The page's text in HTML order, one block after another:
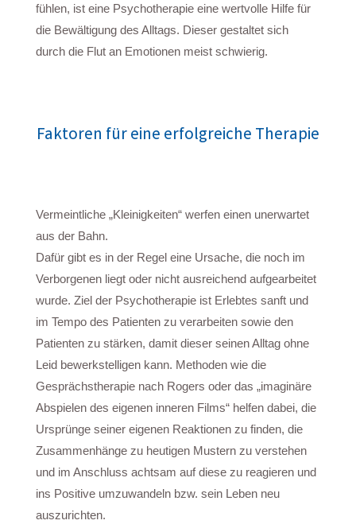
fühlen, ist eine Psychotherapie eine wertvolle Hilfe für
die Bewältigung des Alltags. Dieser gestaltet sich
durch die Flut an Emotionen meist schwierig.
Faktoren für eine erfolgreiche Therapie
Vermeintliche „Kleinigkeiten“ werfen einen unerwartet
aus der Bahn.
Dafür gibt es in der Regel eine Ursache, die noch im
Verborgenen liegt oder nicht ausreichend aufgearbeitet
wurde. Ziel der Psychotherapie ist Erlebtes sanft und
im Tempo des Patienten zu verarbeiten sowie den
Patienten zu stärken, damit dieser seinen Alltag ohne
Leid bewerkstelligen kann. Methoden wie die
Gesprächstherapie nach Rogers oder das „imaginäre
Abspielen des eigenen inneren Films“ helfen dabei, die
Ursprünge seiner eigenen Reaktionen zu finden, die
Zusammenhänge zu heutigen Mustern zu verstehen
und im Anschluss achtsam auf diese zu reagieren und
ins Positive umzuwandeln bzw. sein Leben neu
auszurichten.